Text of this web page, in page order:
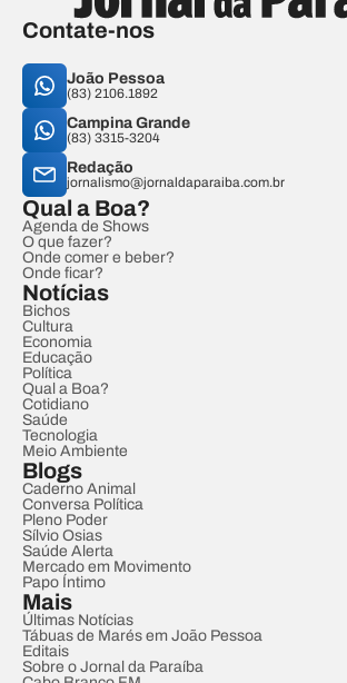
Contate-nos
João Pessoa
(83) 2106.1892
Campina Grande
(83) 3315-3204
Redação
jornalismo@jornaldaparaiba.com.br
Qual a Boa?
Agenda de Shows
O que fazer?
Onde comer e beber?
Onde ficar?
Notícias
Bichos
Cultura
Economia
Educação
Política
Qual a Boa?
Cotidiano
Saúde
Tecnologia
Meio Ambiente
Blogs
Caderno Animal
Conversa Política
Pleno Poder
Sílvio Osias
Saúde Alerta
Mercado em Movimento
Papo Íntimo
Mais
Últimas Notícias
Tábuas de Marés em João Pessoa
Editais
Sobre o Jornal da Paraíba